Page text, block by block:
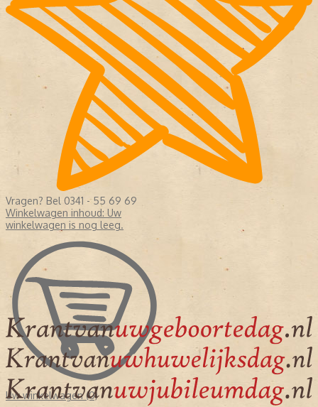
Vragen? Bel 0341 - 55 69 69
Winkelwagen inhoud: Uw
winkelwagen is nog leeg.
Uw winkelwagen (0)